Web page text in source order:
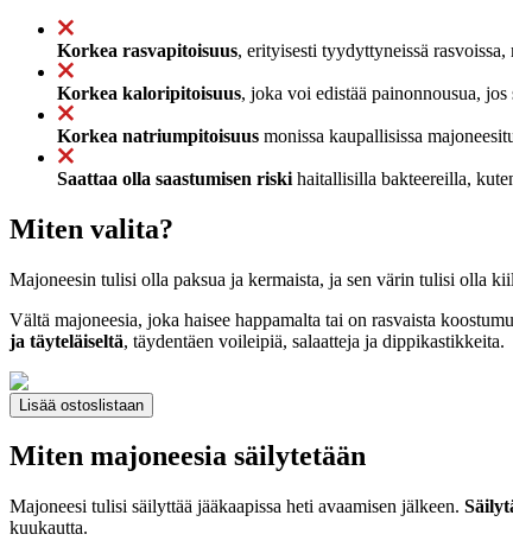
Korkea rasvapitoisuus, erityisesti tyydyttyneissä
Korkea kaloripitoisuus, joka voi edistää painonnousua,
Korkea natriumpitoisuus monissa kaupallisissa
Saattaa olla saastumisen riski haitallisilla bakteereilla,
Miten valita?
Majoneesin tulisi olla paksua ja kermaista, ja sen värin tulisi olla
Vältä majoneesia, joka haisee happamalta tai on rasvaista
ja täyteläiseltä, täydentäen voileipiä, salaatteja ja dippikastikkeita.
Lisää ostoslistaan
Miten majoneesia säilytetään
Majoneesi tulisi säilyttää jääkaapissa heti avaamisen jälkeen.
kuukautta.